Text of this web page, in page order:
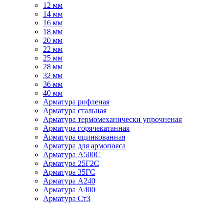
12 мм
14 мм
16 мм
18 мм
20 мм
22 мм
25 мм
28 мм
32 мм
36 мм
40 мм
Арматура рифленая
Арматура стальная
Арматура термомеханически упрочненая
Арматура горячекатанная
Арматура оцинкованная
Арматура для армопояса
Арматура A500С
Арматура 25Г2С
Арматура 35ГС
Арматура А240
Арматура А400
Арматура Ст3